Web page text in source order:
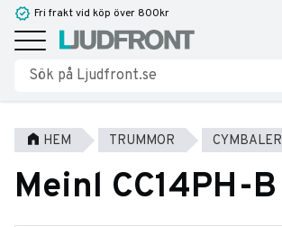
Meny
Fri frakt vid köp över 800kr
HEM TRUMMOR CYMBALER
Meinl CC14PH-B